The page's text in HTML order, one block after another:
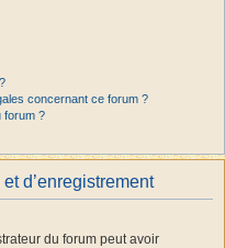
concernant ce forum ?
forum ?
d’enregistrement
du forum peut avoir